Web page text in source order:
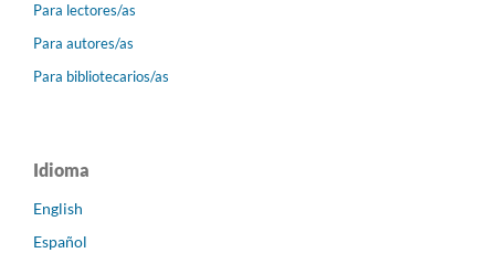
Para lectores/as
Para autores/as
Para bibliotecarios/as
Idioma
English
Español